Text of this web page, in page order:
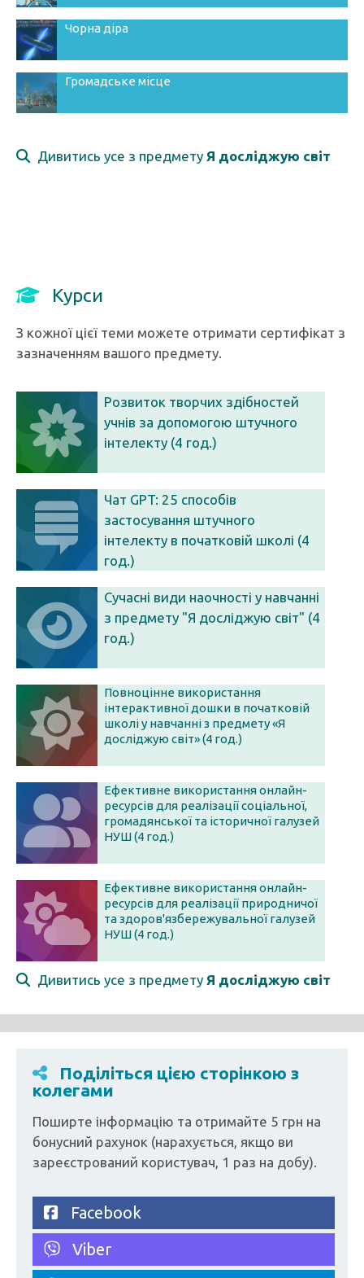
Чорна діра
Громадське місце
Дивитись усе з предмету Я досліджую світ
Курси
З кожної цієї теми можете отримати сертифікат з
зазначенням вашого предмету.
Розвиток творчих здібностей
учнів за допомогою штучного
інтелекту (4 год.)
Чат GPT: 25 способів
застосування штучного
інтелекту в початковій школі (4
год.)
Сучасні види наочності у навчанні
з предмету "Я досліджую світ" (4
год.)
Повноцінне використання
інтерактивної дошки в початковій
школі у навчанні з предмету «Я
досліджую світ» (4 год.)
Ефективне використання онлайн-
ресурсів для реалізації cоціальної,
громадянської та історичної галузей
НУШ (4 год.)
Ефективне використання онлайн-
ресурсів для реалізації природничої
та здоров'язбережувальної галузей
НУШ (4 год.)
Дивитись усе з предмету Я досліджую світ
Поділіться цією сторінкою з
колегами
Поширте інформацію та отримайте 5 грн на
бонусний рахунок (нарахується, якщо ви
зареєстрований користувач, 1 раз на добу).
Facebook
Viber